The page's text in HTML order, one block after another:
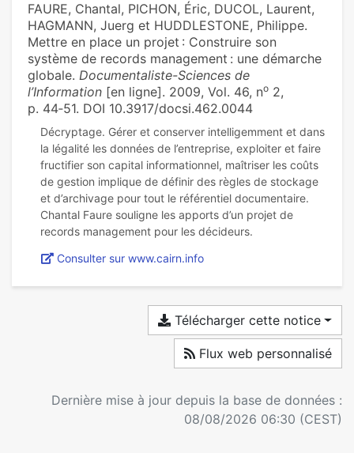
FAURE, Chantal, PICHON, Éric, DUCOL, Laurent,
HAGMANN, Juerg et HUDDLESTONE, Philippe.
Mettre en place un projet : Construire son
système de records management : une démarche
globale. Documentaliste-Sciences de
l’Information [en ligne]. 2009, Vol. 46, no 2,
p. 44‑51. DOI 10.3917/docsi.462.0044
Décryptage. Gérer et conserver intelligemment et dans
la légalité les données de l’entreprise, exploiter et faire
fructifier son capital informationnel, maîtriser les coûts
de gestion implique de définir des règles de stockage
et d’archivage pour tout le référentiel documentaire.
Chantal Faure souligne les apports d’un projet de
Consulter sur www.cairn.info
Télécharger cette notice
Flux web personnalisé
Dernière mise à jour depuis la base de données :
08/08/2026 06:30 (CEST)